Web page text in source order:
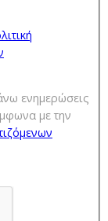
ενημερώσεις
με την